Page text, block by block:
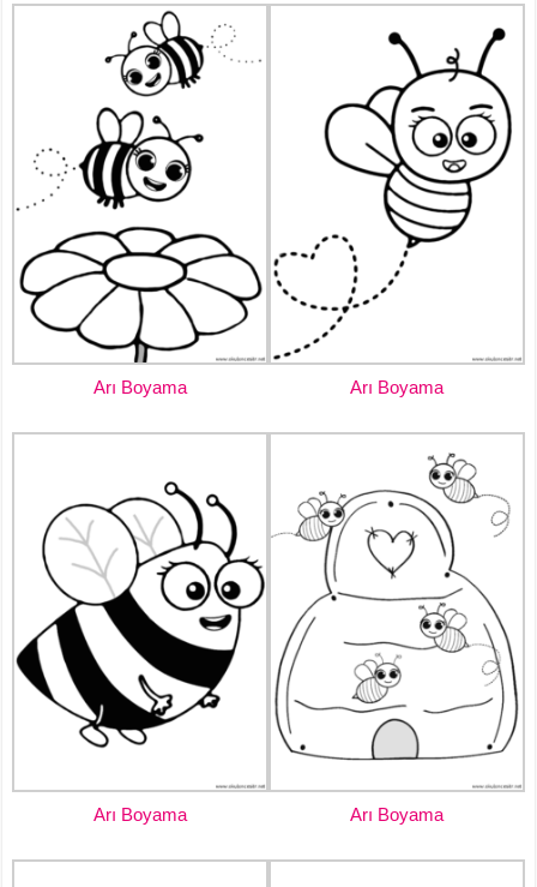
Arı Boyama Arı Boyama
Arı Boyama Arı Boyama